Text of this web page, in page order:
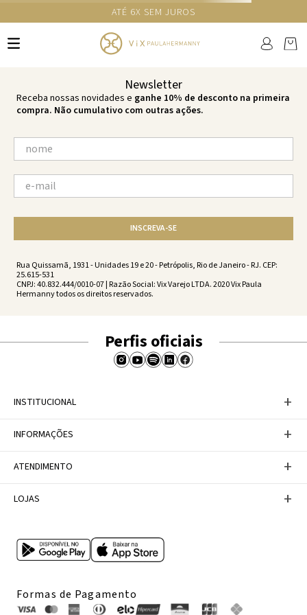
GANHE 10% NA PRIMEIRA COMPRA COM O CUPOM NEWS10
não encontramos resultados para:
'rose-tea-dune-fany-detail-rose-
tea-vc201131-1635'
O que você está procurando?